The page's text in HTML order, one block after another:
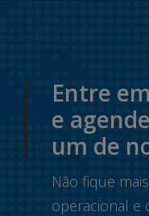
Entre
e
um de
Não fique
operacional e